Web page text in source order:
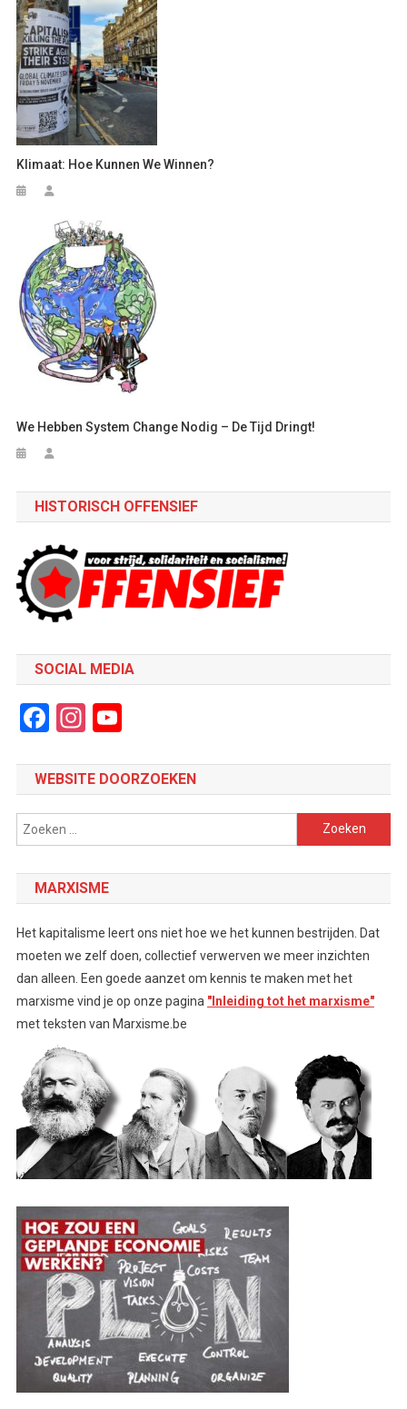
Klimaat: Hoe Kunnen We Winnen?
We Hebben System Change Nodig – De Tijd Dringt!
HISTORISCH OFFENSIEF
SOCIAL MEDIA
Facebook
Instagram
YouTube
WEBSITE DOORZOEKEN
Zoeken
naar:
MARXISME
Het kapitalisme leert ons niet hoe we het kunnen bestrijden. Dat
moeten we zelf doen, collectief verwerven we meer inzichten
dan alleen. Een goede aanzet om kennis te maken met het
marxisme vind je op onze pagina "Inleiding tot het marxisme"
met teksten van Marxisme.be